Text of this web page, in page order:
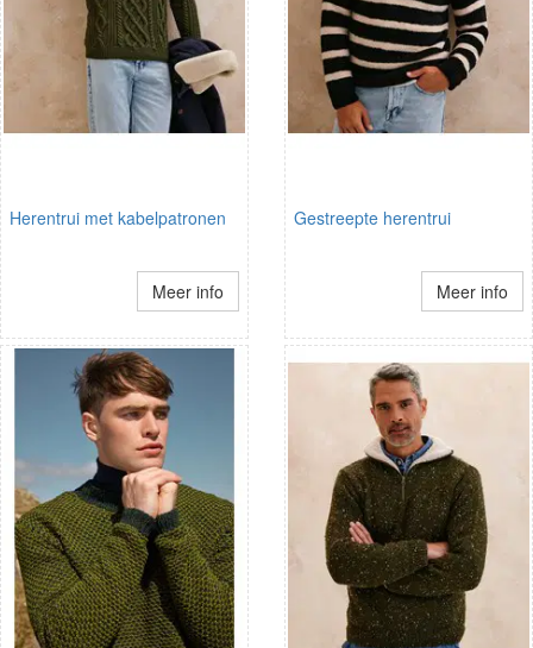
Herentrui met kabelpatronen
Meer info
Gestreepte herentrui
Meer info